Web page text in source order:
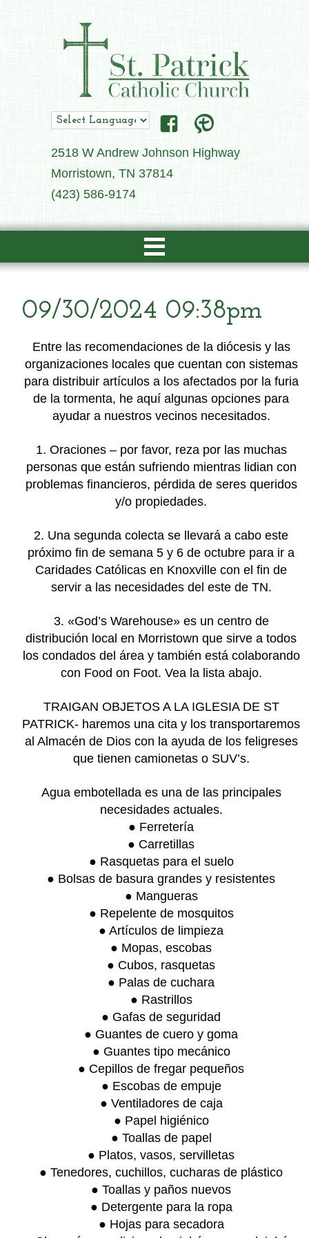
2518 W Andrew Johnson Highway
Morristown, TN 37814
(423) 586-9174
09/30/2024 09:38pm
Entre las recomendaciones de la diócesis y las
organizaciones locales que cuentan con sistemas
para distribuir artículos a los afectados por la furia
de la tormenta, he aquí algunas opciones para
ayudar a nuestros vecinos necesitados.
1. Oraciones – por favor, reza por las muchas
personas que están sufriendo mientras lidian con
problemas financieros, pérdida de seres queridos
y/o propiedades.
2. Una segunda colecta se llevará a cabo este
próximo fin de semana 5 y 6 de octubre para ir a
Caridades Católicas en Knoxville con el fin de
servir a las necesidades del este de TN.
3. «God’s Warehouse» es un centro de
distribución local en Morristown que sirve a todos
los condados del área y también está colaborando
con Food on Foot. Vea la lista abajo.
TRAIGAN OBJETOS A LA IGLESIA DE ST
PATRICK- haremos una cita y los transportaremos
al Almacén de Dios con la ayuda de los feligreses
que tienen camionetas o SUV’s.
Agua embotellada es una de las principales
necesidades actuales.
● Ferretería
● Carretillas
● Rasquetas para el suelo
● Bolsas de basura grandes y resistentes
● Mangueras
● Repelente de mosquitos
● Artículos de limpieza
● Mopas, escobas
● Cubos, rasquetas
● Palas de cuchara
● Rastrillos
● Gafas de seguridad
● Guantes de cuero y goma
● Guantes tipo mecánico
● Cepillos de fregar pequeños
● Escobas de empuje
● Ventiladores de caja
● Papel higiénico
● Toallas de papel
● Platos, vasos, servilletas
● Tenedores, cuchillos, cucharas de plástico
● Toallas y paños nuevos
● Detergente para la ropa
● Hojas para secadora